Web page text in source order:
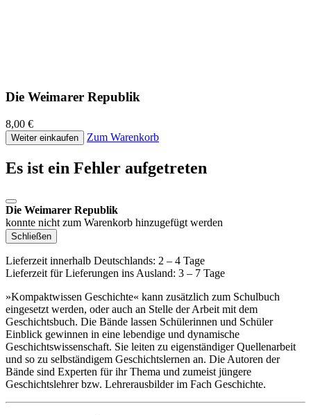
Die Weimarer Republik
8,00 €
Weiter einkaufen Zum Warenkorb
Es ist ein Fehler aufgetreten
Die Weimarer Republik
konnte nicht zum Warenkorb hinzugefügt werden
Schließen
Lieferzeit innerhalb Deutschlands: 2 – 4 Tage
Lieferzeit für Lieferungen ins Ausland: 3 – 7 Tage
»Kompaktwissen Geschichte« kann zusätzlich zum Schulbuch
eingesetzt werden, oder auch an Stelle der Arbeit mit dem
Geschichtsbuch. Die Bände lassen Schülerinnen und Schüler
Einblick gewinnen in eine lebendige und dynamische
Geschichtswissenschaft. Sie leiten zu eigenständiger Quellenarbeit
und so zu selbständigem Geschichtslernen an. Die Autoren der
Bände sind Experten für ihr Thema und zumeist jüngere
Geschichtslehrer bzw. Lehrerausbilder im Fach Geschichte.